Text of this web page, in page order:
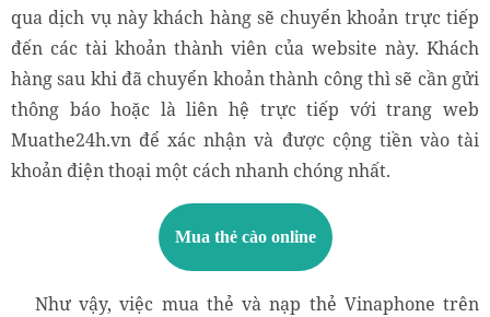
qua dịch vụ này khách hàng sẽ chuyển khoản trực tiếp
đến các tài khoản thành viên của website này. Khách
hàng sau khi đã chuyển khoản thành công thì sẽ cần gửi
thông báo hoặc là liên hệ trực tiếp với trang web
Muathe24h.vn để xác nhận và được cộng tiền vào tài
khoản điện thoại một cách nhanh chóng nhất.
Mua thẻ cào online
Như vậy, việc mua thẻ và nạp thẻ Vinaphone trên